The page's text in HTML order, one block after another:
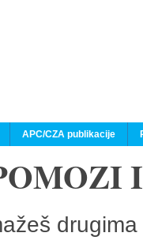
APC/CZA publikacije